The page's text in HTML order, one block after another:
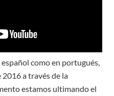
como en portugués,
a través de la
estamos ultimando el